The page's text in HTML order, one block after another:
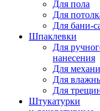
Для пола
Для
Для бани-
Шпаклевки
Для
нанесения
Для
Для
Для
Штукатурки